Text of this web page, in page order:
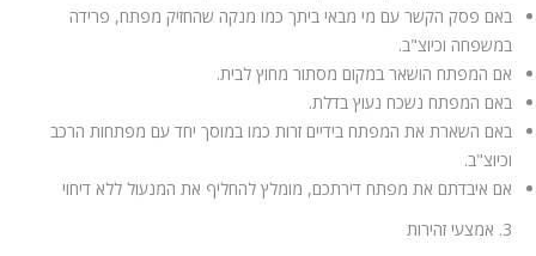
באם פסק הקשר עם מי מבאי ביתך כמו מנקה שהחזיק מפתח, פרידה
במשפחה וכיוצ"ב.
אם המפתח הושאר במקום מסתור מחוץ לבית.
באם המפתח נשכח נעוץ בדלת.
באם השארת את המפתח בידיים זרות כמו במוסך יחד עם מפתחות הרכב
וכיוצ"ב.
אם איבדתם את מפתח דירתכם, מומלץ להחליף את המנעול ללא דיחוי
3. אמצעי זהירות